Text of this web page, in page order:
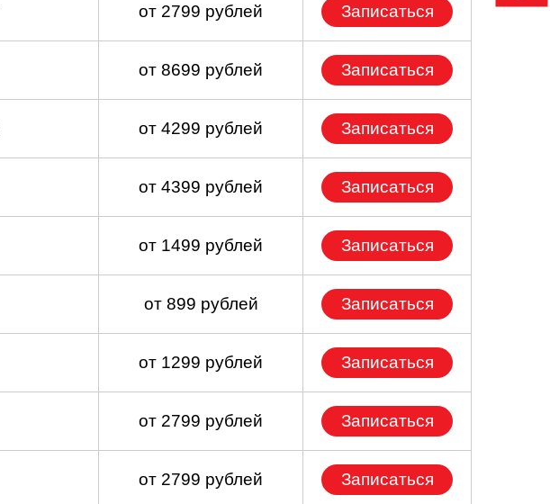
от 2799 рублей Записаться
от 8699 рублей Записаться
от 4299 рублей Записаться
от 4399 рублей Записаться
от 1499 рублей Записаться
от 899 рублей Записаться
от 1299 рублей Записаться
от 2799 рублей Записаться
от 2799 рублей Записаться